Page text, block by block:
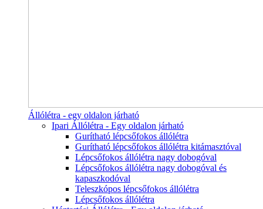
Állólétra - egy oldalon járható
Ipari Állólétra - Egy oldalon járható
Gurítható lépcsőfokos állólétra
Gurítható lépcsőfokos állólétra kitámasztóval
Lépcsőfokos állólétra nagy dobogóval
Lépcsőfokos állólétra nagy dobogóval és
kapaszkodóval
Teleszkópos lépcsőfokos állólétra
Lépcsőfokos állólétra